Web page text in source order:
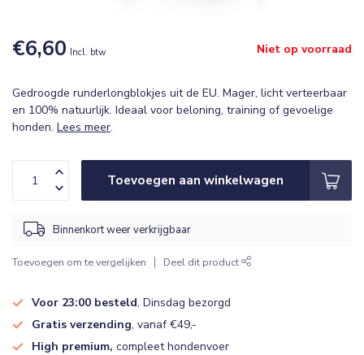
€6,60 Incl. btw Niet op voorraad
Gedroogde runderlongblokjes uit de EU. Mager, licht verteerbaar
en 100% natuurlijk. Ideaal voor beloning, training of gevoelige
honden. Lees meer.
Toevoegen aan winkelwagen
Binnenkort weer verkrijgbaar
Toevoegen om te vergelijken Deel dit product
Voor 23:00 besteld, Dinsdag bezorgd
Gratis verzending, vanaf €49,-
High premium, compleet hondenvoer